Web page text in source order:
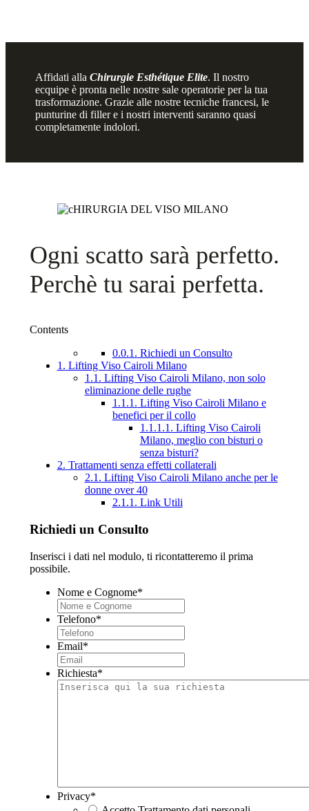
Affidati alla Chirurgie Esthétique Elite. Il nostro
ecquipe è pronta nelle nostre sale operatorie per la tua
trasformazione. Grazie alle nostre tecniche francesi, le
punturine di filler e i nostri interventi saranno quasi
completamente indolori.
Ogni scatto sarà perfetto.
Perchè tu sarai perfetta.
Contents
0.0.1. Richiedi un Consulto
1. Lifting Viso Cairoli Milano
1.1. Lifting Viso Cairoli Milano, non solo
eliminazione delle rughe
1.1.1. Lifting Viso Cairoli Milano e
benefici per il collo
1.1.1.1. Lifting Viso Cairoli
Milano, meglio con bisturi o
senza bisturi?
2. Trattamenti senza effetti collaterali
2.1. Lifting Viso Cairoli Milano anche per le
donne over 40
2.1.1. Link Utili
Richiedi un Consulto
Inserisci i dati nel modulo, ti ricontatteremo il prima
possibile.
Nome e Cognome*
Telefono*
Email*
Richiesta*
Privacy*